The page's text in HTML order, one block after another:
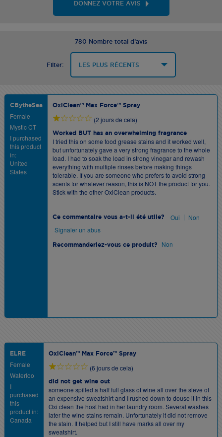
DONNEZ VOTRE AVIS
780 Nombre total d’avis
Filter:
CBytheSea
Female
Mystic CT
I purchased
this product
in:
United
States
OxiClean™ Max Force™ Spray
(2 jours de cela)
Worked BUT has an overwhelming fragrance
I tried this on some food grease stains and it worked well,
but unfortunately gave a very strong fragrance to the whole
load. I had to soak the load in strong vinegar and rewash
everything with multiple rinses before making things
tolerable. If you are someone who prefers to avoid strong
scents for whatever reason, this is NOT the product for you.
Stick with the other OxiClean products.
Ce commentaire vous a-t-il été utile? Oui | Non
Signaler un abus
Recommanderiez-vous ce produit? Non
ELRE
Female
Waterloo
I
purchased
this
product in:
Canada
OxiClean™ Max Force™ Spray
(6 jours de cela)
did not get wine out
someone spilled a half full glass of wine all over the sleve of
an expensive sweatshirt and I rushed down to douse it in this
Oxi clean the host had in her laundry room. Several washes
later the wine stains remain. Unfortunately it did not remove
the stain. It helped but I still have marks all over my
sweatshirt.